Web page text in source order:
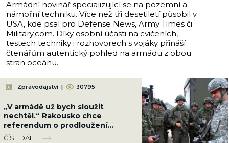
Armádní novinář specializující se na pozemní a
námořní techniku. Více než tři desetiletí působil v
USA, kde psal pro Defense News, Army Times či
Military.com. Díky osobní účasti na cvičeních,
testech techniky i rozhovorech s vojáky přináší
čtenářům autentický pohled na armádu z obou
stran oceánu.
Zpravodajství | 30795
„V armádě už bych sloužit
nechtěl.“ Rakousko chce
referendum o prodloužení
základní vojenské služby
ČÍST DÁLE